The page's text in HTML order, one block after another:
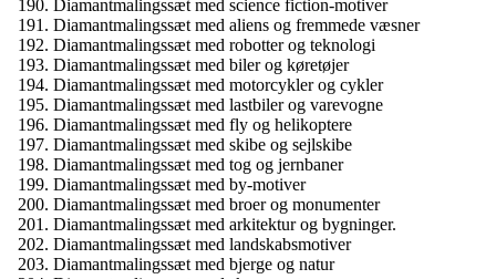
Diamantmalingssæt med science fiction-motiver
Diamantmalingssæt med aliens og fremmede væsner
Diamantmalingssæt med robotter og teknologi
Diamantmalingssæt med biler og køretøjer
Diamantmalingssæt med motorcykler og cykler
Diamantmalingssæt med lastbiler og varevogne
Diamantmalingssæt med fly og helikoptere
Diamantmalingssæt med skibe og sejlskibe
Diamantmalingssæt med tog og jernbaner
Diamantmalingssæt med by-motiver
Diamantmalingssæt med broer og monumenter
Diamantmalingssæt med arkitektur og bygninger.
Diamantmalingssæt med landskabsmotiver
Diamantmalingssæt med bjerge og natur